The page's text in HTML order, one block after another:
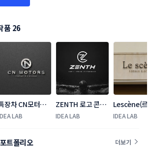
품 26
장차 CN모터스
고 콘테스트
LAB
ZENTH 로고 콘테
스트
IDEA LAB
Lescène(르
로고+간판
IDEA LAB
트폴리오 더보기